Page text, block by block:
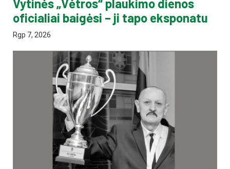
Vytinės „Vėtros“ plaukimo dienos
oficialiai baigėsi – ji tapo eksponatu
Rgp 7, 2026